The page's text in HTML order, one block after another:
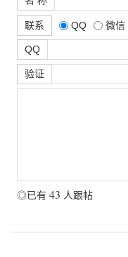
联系 QQ 微信
QQ
验证
◎已有 43 人跟帖